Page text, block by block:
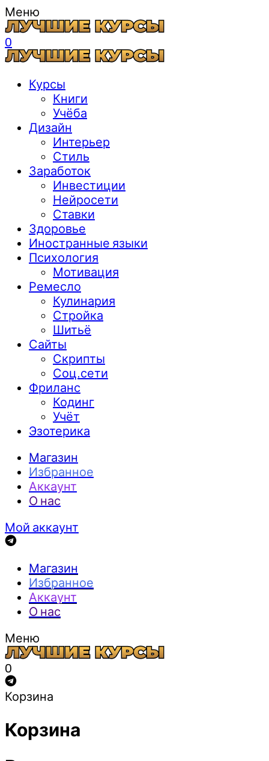
Меню
0
Курсы
Книги
Учёба
Дизайн
Интерьер
Стиль
Заработок
Инвестиции
Нейросети
Ставки
Здоровье
Иностранные языки
Психология
Мотивация
Ремесло
Кулинария
Стройка
Шитьё
Сайты
Скрипты
Соц.сети
Фриланс
Кодинг
Учёт
Эзотерика
Магазин
Избранное
Аккаунт
О нас
Мой аккаунт
Магазин
Избранное
Аккаунт
О нас
Меню
0
Корзина
Корзина